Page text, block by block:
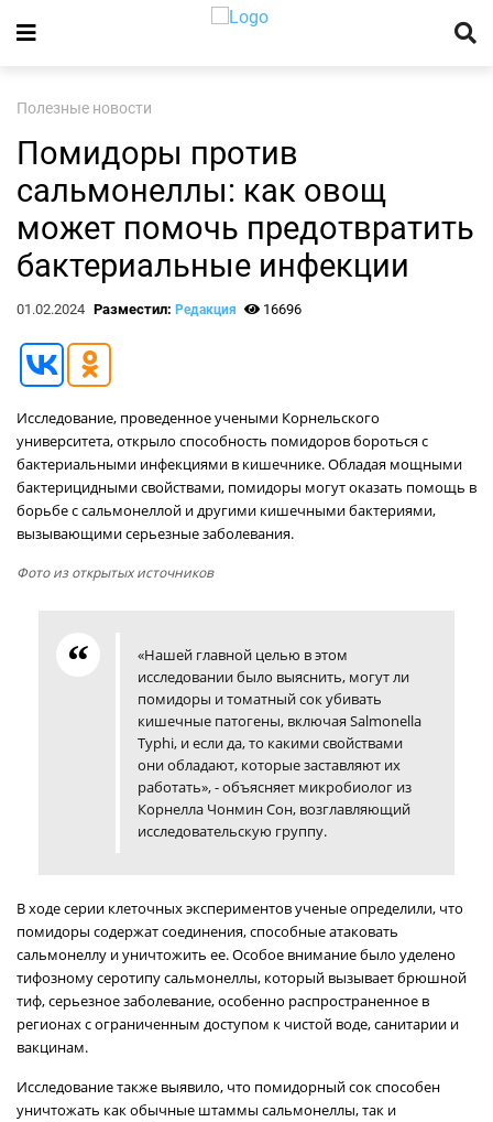
Полезные новости
Помидоры против
сальмонеллы: как овощ
может помочь предотвратить
бактериальные инфекции
01.02.2024 Разместил: Редакция 16696
Исследование, проведенное учеными Корнельского
университета, открыло способность помидоров бороться с
бактериальными инфекциями в кишечнике. Обладая мощными
бактерицидными свойствами, помидоры могут оказать помощь в
борьбе с сальмонеллой и другими кишечными бактериями,
вызывающими серьезные заболевания.
Фото из открытых источников
«Нашей главной целью в этом
исследовании было выяснить, могут ли
помидоры и томатный сок убивать
кишечные патогены, включая Salmonella
Typhi, и если да, то какими свойствами
они обладают, которые заставляют их
работать», - объясняет микробиолог из
Корнелла Чонмин Сон, возглавляющий
исследовательскую группу.
В ходе серии клеточных экспериментов ученые определили, что
помидоры содержат соединения, способные атаковать
сальмонеллу и уничтожить ее. Особое внимание было уделено
тифозному серотипу сальмонеллы, который вызывает брюшной
тиф, серьезное заболевание, особенно распространенное в
регионах с ограниченным доступом к чистой воде, санитарии и
вакцинам.
Исследование также выявило, что помидорный сок способен
уничтожать как обычные штаммы сальмонеллы, так и